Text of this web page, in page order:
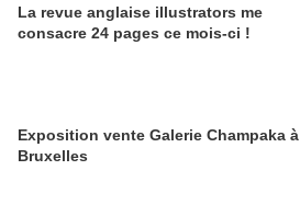
La revue anglaise illustrators me
consacre 24 pages ce mois-ci !
Exposition vente Galerie Champaka à
Bruxelles